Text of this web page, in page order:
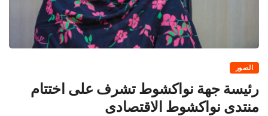
الصور
رئيسة جهة نواكشوط تشرف على اختتام
منتدى نواكشوط الاقتصادى